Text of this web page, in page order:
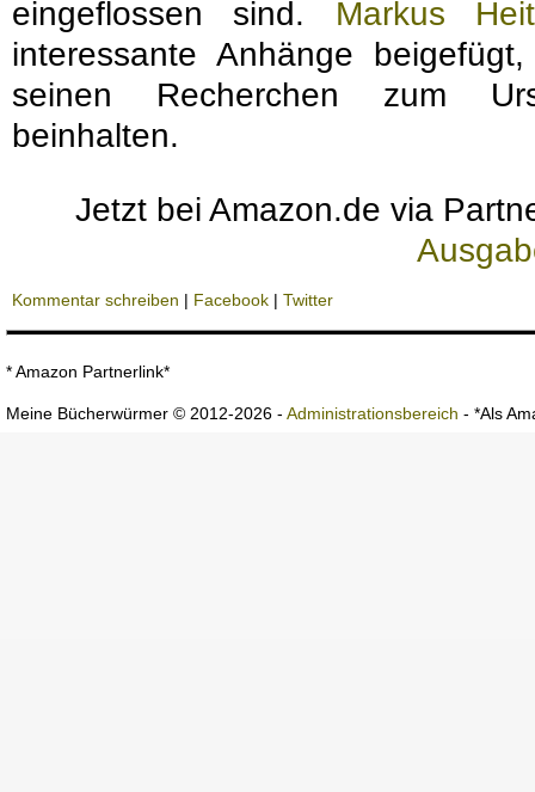
eingeflossen sind. Markus
interessante Anhänge
seinen Recherchen zum
beinhalten.
Jetzt bei Amazon.de via
Kommentar schreiben | Facebook | Twitter
* Amazon Partnerlink*
Meine Bücherwürmer © 2012-2026 - Administrationsbereich - *Als